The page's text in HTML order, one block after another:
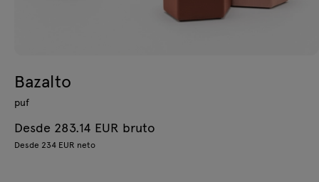
Bazalto
puf
Desde 283.14 EUR bruto
Desde 234 EUR neto